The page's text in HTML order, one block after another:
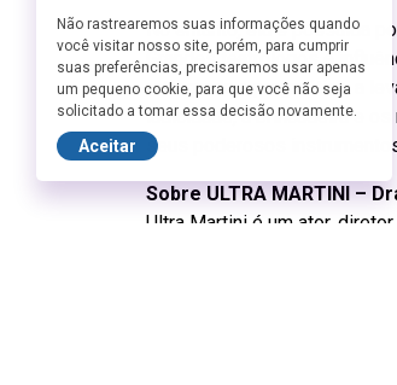
No entanto, ela é possuída
Grandes teatrólogos e
retrograda e pragmática, a
ludicidade, a brincadeira e
seus poderosos
Sobre ULTRA MARTINI –
Ultra Martini é um ator,
Não rastrearemos suas informações quando
você visitar nosso site, porém, para cumprir
suas preferências, precisaremos usar apenas
um pequeno cookie, para que você não seja
solicitado a tomar essa decisão novamente.
Aceitar